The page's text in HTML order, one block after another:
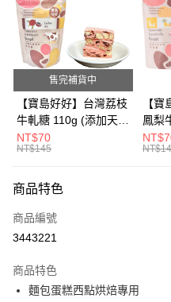
Apple Pay
街口支付
悠遊付
Google Pay
全盈+PAY
ATM付款
運送方式
宅配
每筆NT$180，滿NT$1,600(含
售完補貨中
【寶島好好】台灣荔枝
牛軋糖 110g (添加天然
草莓粉)
NT$70
NT$145
【
鳳梨
商品特色
商品編號
3443221
商品特色
麵包蛋糕西點烘焙專用